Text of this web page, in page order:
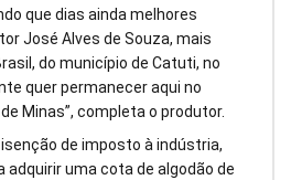
que dias ainda melhores
José Alves de Souza, mais
do município de Catuti, no
quer permanecer aqui no
Minas”, completa o produtor.
de imposto à indústria,
adquirir uma cota de algodão de